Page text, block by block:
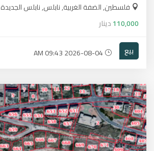
فلسطين, الضفة الغربية, نابلس, نابلس الجديدة
110,000دينار
بيع